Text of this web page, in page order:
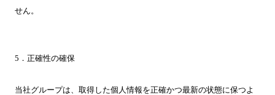
せん。
5．正確性の確保
当社グループは、取得した個人情報を正確かつ最新の状態に保つよ